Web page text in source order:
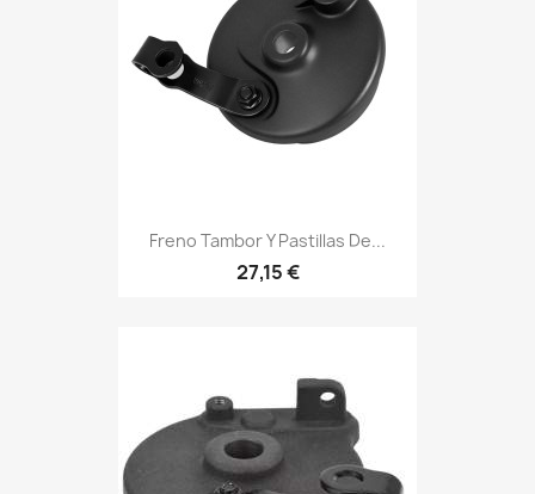
Freno Tambor Y Pastillas De...
27,15 €